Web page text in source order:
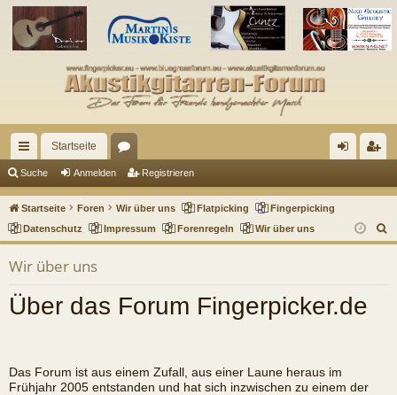
ch
ne
llz
Startseite
en m ist
rie
Suche Anmelden Registrieren
Startseite Foren Wir über uns Flatpicking
Fingerpicking
Datenschutz
Impressum Forenregeln Wir über uns
u
Wir über uns
Über das Forum Fingerpicker.de
Das Forum ist aus einem Zufall, aus einer Laune heraus im
Frühjahr 2005 entstanden und hat sich inzwischen zu einem der